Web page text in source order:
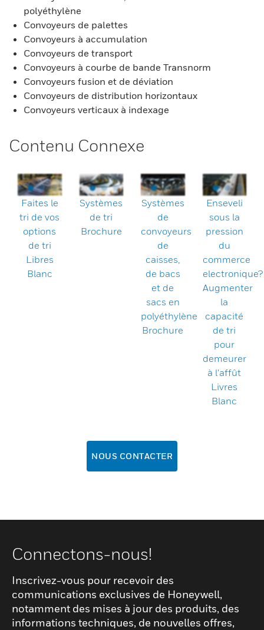
polyéthylène
Convoyeurs de palettes
Convoyeurs à accumulation
Convoyeurs de transport
Convoyeurs à courbe de bande Transnorm
Convoyeurs fusion et de déviation
Convoyeurs de distribution horizontaux
Convoyeurs verticaux à indexage
Contenu Connexe
Faites le
tri de vos
options
de tri
Libres
Blanc
Systèmes
de tri
Brochure
Systèmes
de
convoyeurs
de
caisses,
de bacs
et de
sacs en
polyéthylène
Brochure
Enseveli
sous la
pression
du
commerce
electronique?
Augmenter
la
capacité
de tri
pour
demeurer
à l'affût
Livres
Blanc
NOUS CONTACTER
Connectons-nous!
Inscrivez-vous pour recevoir des
communications exclusives de Honeywell,
notamment des mises à jour des produits, des
informations techniques, de nouvelles offres,